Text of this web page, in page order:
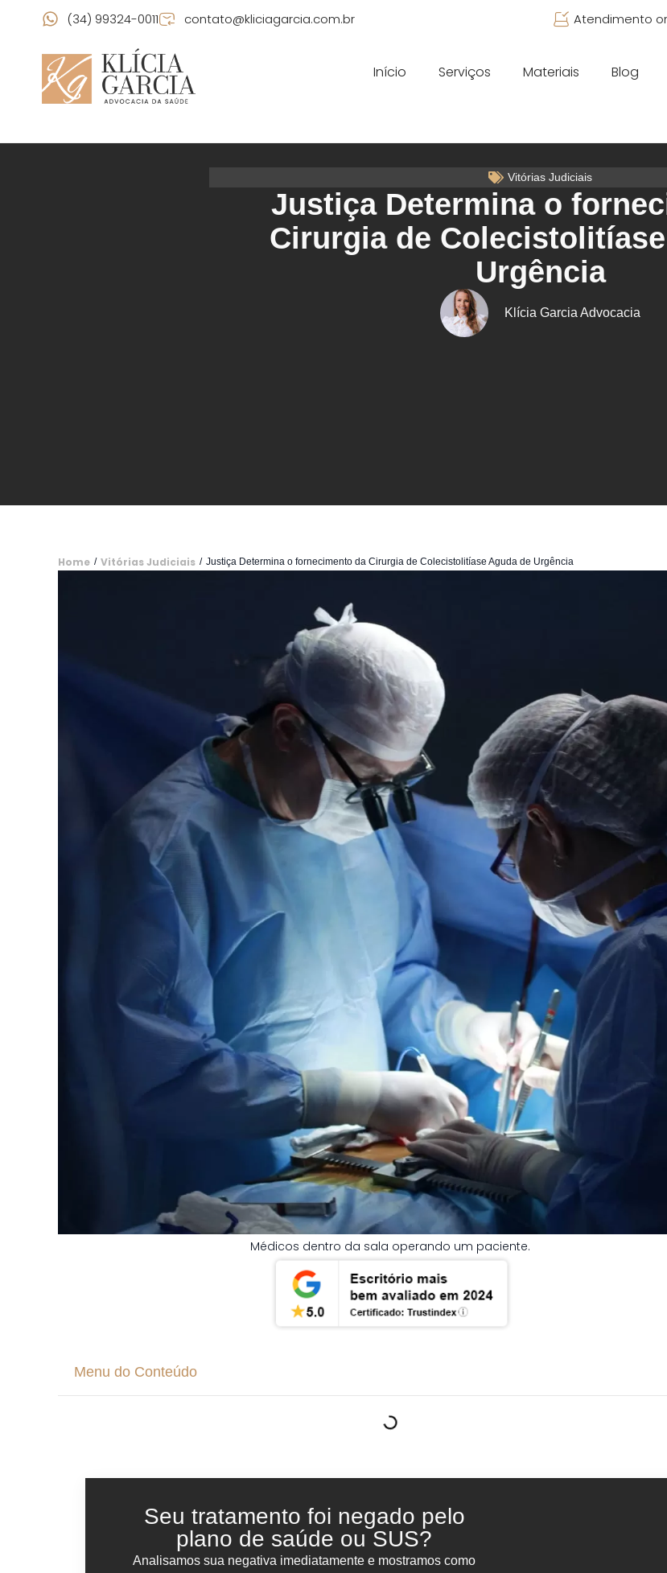
(34) 99324-0011 contato@kliciagarcia.com.br Atendimento
Início Serviços Materiais Blog
Vitórias Judiciais
Justiça Determina o
Cirurgia de
Urgência
Klícia Garcia Advocacia
Home / Vitórias Judiciais / Justiça Determina o fornecimento da Cirurgia de Colecistolitíase Aguda de Urgência
Médicos dentro da sala operando um paciente.
Menu do Conteúdo
Seu tratamento foi negado pelo
plano de saúde ou SUS?
Analisamos sua negativa imediatamente e mostramos como